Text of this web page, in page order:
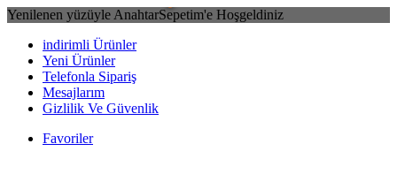
Yenilenen yüzüyle AnahtarSepetim'e Hoşgeldiniz
indirimli Ürünler
Yeni Ürünler
Telefonla Sipariş
Mesajlarım
Gizlilik Ve Güvenlik
Favoriler